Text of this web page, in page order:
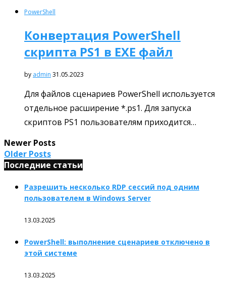
PowerShell
Конвертация PowerShell
скрипта PS1 в EXE файл
by admin 31.05.2023
Для файлов сценариев PowerShell используется
отдельное расширение *.ps1. Для запуска
скриптов PS1 пользователям приходится…
Newer Posts
Older Posts
Последние статьи
Разрешить несколько RDP сессий под одним
пользователем в Windows Server
13.03.2025
PowerShell: выполнение сценариев отключено в
этой системе
13.03.2025